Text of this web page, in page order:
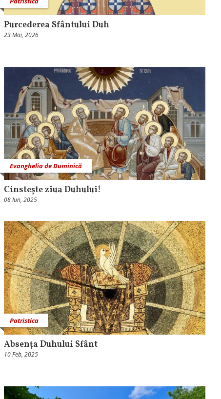
Purcederea Sfântului Duh
23 Mai, 2026
Evanghelia de Duminică
Cinstește ziua Duhului!
08 Iun, 2025
Patristica
Absența Duhului Sfânt
10 Feb, 2025